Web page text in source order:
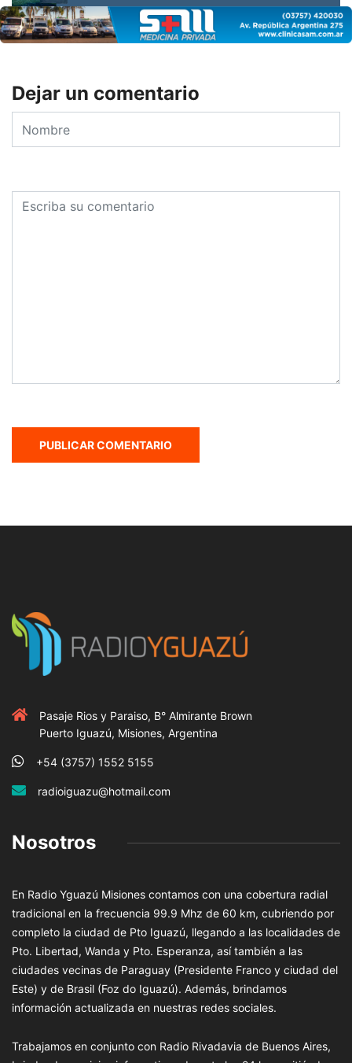
Dejar un comentario
Pasaje Rios y Paraiso, B° Almirante Brown
Puerto Iguazú, Misiones, Argentina
+54 (3757) 1552 5155
radioiguazu@hotmail.com
Nosotros
En Radio Yguazú Misiones contamos con una cobertura radial
tradicional en la frecuencia 99.9 Mhz de 60 km, cubriendo por
completo la ciudad de Pto Iguazú, llegando a las localidades de
Pto. Libertad, Wanda y Pto. Esperanza, así también a las
ciudades vecinas de Paraguay (Presidente Franco y ciudad del
Este) y de Brasil (Foz do Iguazú). Además, brindamos
información actualizada en nuestras redes sociales.
Trabajamos en conjunto con Radio Rivadavia de Buenos Aires,